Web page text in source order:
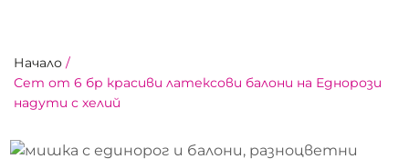
Начало /
Сет от 6 бр красиви латексови балони на Еднорози
надути с хелий